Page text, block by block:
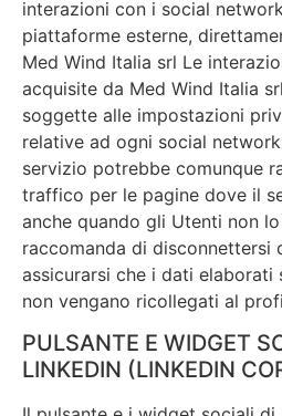
interazioni con i social
piattaforme esterne,
Med Wind Italia srl Le
acquisite da Med Wind Italia
soggette alle impostazioni
relative ad ogni social
servizio potrebbe comunque
traffico per le pagine dove il
anche quando gli Utenti non
raccomanda di disconnettersi
assicurarsi che i dati elaborati
non vengano ricollegati al
PULSANTE E WIDGET
LINKEDIN (LINKEDIN